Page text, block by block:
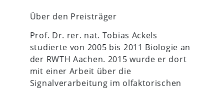
Über den Preisträger
Prof. Dr. rer. nat. Tobias Ackels
studierte von 2005 bis 2011 Biologie an
der RWTH Aachen. 2015 wurde er dort
mit einer Arbeit über die
Signalverarbeitung im olfaktorischen